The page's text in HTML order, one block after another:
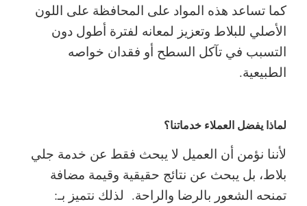
كما تساعد هذه المواد على المحافظة على اللون
الأصلي للبلاط وتعزيز لمعانه لفترة أطول دون
التسبب في تآكل السطح أو فقدان خواصه
الطبيعية.
لماذا يفضل العملاء خدماتنا؟
لأننا نؤمن أن العميل لا يبحث فقط عن خدمة جلي
بلاط، بل يبحث عن نتائج حقيقية وقيمة مضافة
تمنحه الشعور بالرضا والراحة. لذلك نتميز بـ: